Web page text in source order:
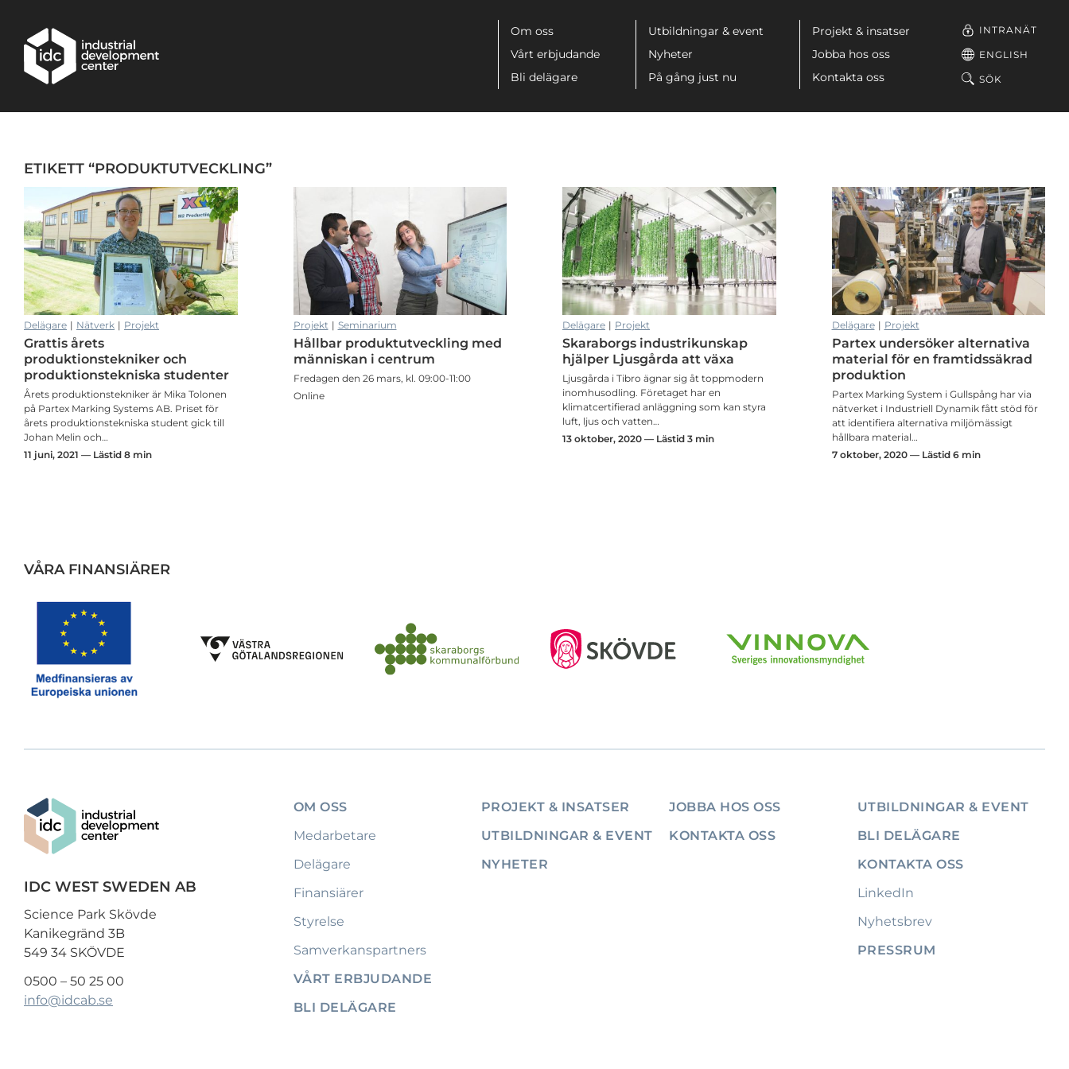
Meny
Om oss
Vårt erbjudande
Bli delägare
Utbildningar & event
Nyheter
På gång just nu
Projekt & insatser
Jobba hos oss
Kontakta oss
INTRANÄT
ENGLISH
SÖK
ETIKETT “PRODUKTUTVECKLING”
Delägare | Nätverk | Projekt
Grattis årets
produktionstekniker och
produktionstekniska studenter
Årets produktionstekniker är Mika Tolonen
på Partex Marking Systems AB. Priset för
årets produktionstekniska student gick till
Johan Melin och…
11 juni, 2021 — Lästid 8 min
Projekt| Seminarium
Hållbar produktutveckling med
människan i centrum
Fredagen den 26 mars, kl. 09:00-11:00
Online
Delägare | Projekt
Skaraborgs industrikunskap
hjälper Ljusgårda att växa
Ljusgårda i Tibro ägnar sig åt toppmodern
inomhusodling. Företaget har en
klimatcertifierad anläggning som kan styra
luft, ljus och vatten…
13 oktober, 2020 — Lästid 3 min
Partex undersöker alternativa material för en framtidssäkrad produktion
Delägare| Projekt
Partex undersöker alternativa material för en framtidssäkrad produktion
Partex undersöker alternativa
material för en framtidssäkrad
produktion
Partex Marking System i Gullspång har via
nätverket i Industriell Dynamik fått stöd för
att identifiera alternativa miljömässigt
hållbara material…
7 oktober, 2020 — Lästid 6 min
VÅRA FINANSIÄRER
IDC WEST SWEDEN AB
Science Park Skövde
Kanikegränd 3B
549 34 SKÖVDE
0500 – 50 25 00
info@idcab.se
OM OSS
Medarbetare
Delägare
Finansiärer
Styrelse
Samverkanspartners
VÅRT ERBJUDANDE
BLI DELÄGARE
PROJEKT & INSATSER
UTBILDNINGAR & EVENT
NYHETER
JOBBA HOS OSS
KONTAKTA OSS
UTBILDNINGAR & EVENT
BLI DELÄGARE
KONTAKTA OSS
LinkedIn
Nyhetsbrev
PRESSRUM